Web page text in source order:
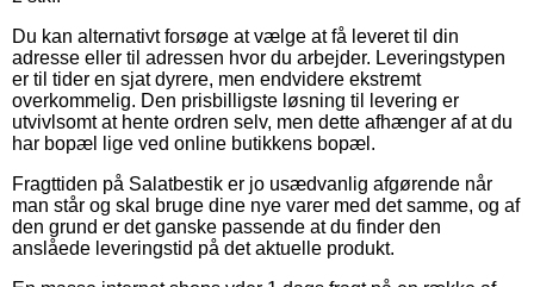
Du kan alternativt forsøge at vælge at få leveret til din
adresse eller til adressen hvor du arbejder. Leveringstypen
er til tider en sjat dyrere, men endvidere ekstremt
overkommelig. Den prisbilligste løsning til levering er
utvivlsomt at hente ordren selv, men dette afhænger af at du
har bopæl lige ved online butikkens bopæl.
Fragttiden på Salatbestik er jo usædvanlig afgørende når
man står og skal bruge dine nye varer med det samme, og af
den grund er det ganske passende at du finder den
anslåede leveringstid på det aktuelle produkt.